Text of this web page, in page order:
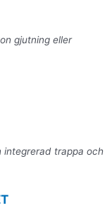
gjutning eller
integrerad trappa och